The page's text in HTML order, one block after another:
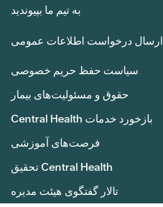
به تیم ما بپیوندید
ارسال درخواست اطلاعات عمومی
سیاست حفظ حریم خصوصی
حقوق و مسئولیت‌های بیمار
بازخورد خدمات Central Health
فرصت‌های آموزشی
Central Health تحقیق
تالار گفتگوی هیئت مدیره